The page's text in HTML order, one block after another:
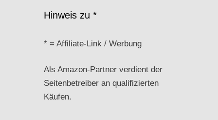
Hinweis zu *
* = Affiliate-Link / Werbung
Als Amazon-Partner verdient der
Seitenbetreiber an qualifizierten
Käufen.